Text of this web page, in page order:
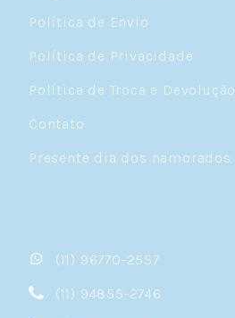
Política de Envio
Política de Privacidade
Política de Troca e Devolução
Contato
Presente dia dos namorados
(11) 96770-2557
(11) 94855-2746